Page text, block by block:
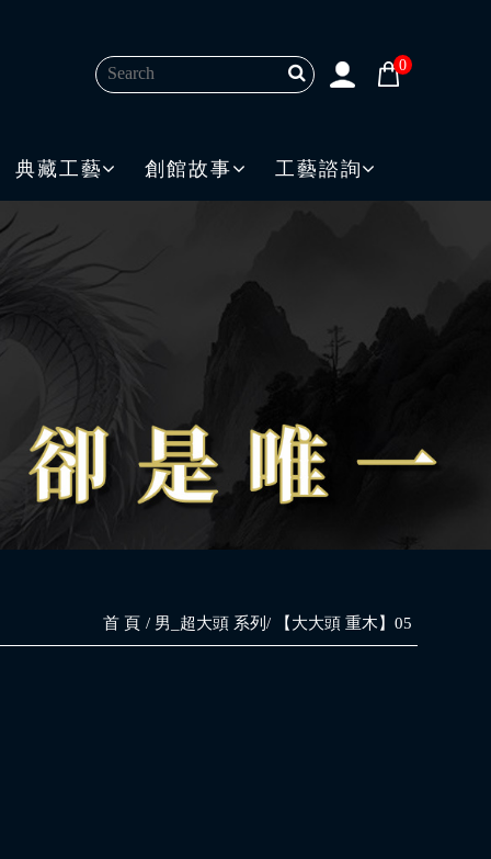
0
典藏工藝 創館故事 工藝諮詢
首 頁 男_超大頭 系列 【大大頭 重木】05